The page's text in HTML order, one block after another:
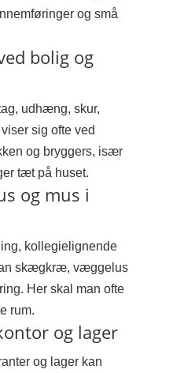
og små
bolig og
udhæng, skur,
sig ofte ved
og bryggers, især
tæt på huset.
og mus i
kollegielignende
skægkræ, væggelus
Her skal man ofte
rum.
og lager
og lager kan